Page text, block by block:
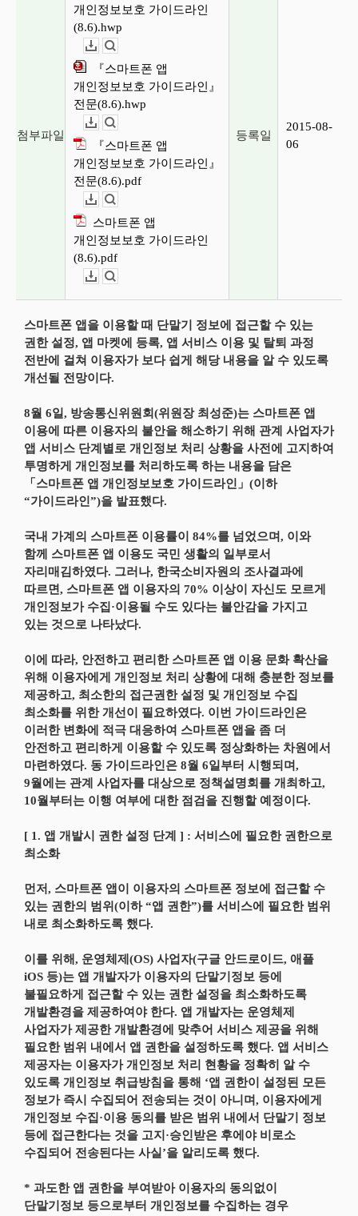
첨부파일
개인정보보호 가이드라인
(8.6).hwp
『스마트폰 앱
개인정보보호 가이드라인』
전문(8.6).hwp
『스마트폰 앱
개인정보보호 가이드라인』
전문(8.6).pdf
스마트폰 앱
개인정보보호 가이드라인
(8.6).pdf
등록일
2015-08-
06
스마트폰 앱을 이용할 때 단말기 정보에 접근할 수 있는
권한 설정, 앱 마켓에 등록, 앱 서비스 이용 및 탈퇴 과정
전반에 걸쳐 이용자가 보다 쉽게 해당 내용을 알 수 있도록
개선될 전망이다.
8월 6일, 방송통신위원회(위원장 최성준)는 스마트폰 앱
이용에 따른 이용자의 불안을 해소하기 위해 관계 사업자가
앱 서비스 단계별로 개인정보 처리 상황을 사전에 고지하여
투명하게 개인정보를 처리하도록 하는 내용을 담은
「스마트폰 앱 개인정보보호 가이드라인」(이하
“가이드라인”)을 발표했다.
국내 가계의 스마트폰 이용률이 84%를 넘었으며, 이와
함께 스마트폰 앱 이용도 국민 생활의 일부로서
자리매김하였다. 그러나, 한국소비자원의 조사결과에
따르면, 스마트폰 앱 이용자의 70% 이상이 자신도 모르게
개인정보가 수집·이용될 수도 있다는 불안감을 가지고
있는 것으로 나타났다.
이에 따라, 안전하고 편리한 스마트폰 앱 이용 문화 확산을
위해 이용자에게 개인정보 처리 상황에 대해 충분한 정보를
제공하고, 최소한의 접근권한 설정 및 개인정보 수집
최소화를 위한 개선이 필요하였다. 이번 가이드라인은
이러한 변화에 적극 대응하여 스마트폰 앱을 좀 더
안전하고 편리하게 이용할 수 있도록 정상화하는 차원에서
마련하였다. 동 가이드라인은 8월 6일부터 시행되며,
9월에는 관계 사업자를 대상으로 정책설명회를 개최하고,
10월부터는 이행 여부에 대한 점검을 진행할 예정이다.
[ 1. 앱 개발시 권한 설정 단계 ] : 서비스에 필요한 권한으로
최소화
먼저, 스마트폰 앱이 이용자의 스마트폰 정보에 접근할 수
있는 권한의 범위(이하 “앱 권한”)를 서비스에 필요한 범위
내로 최소화하도록 했다.
이를 위해, 운영체제(OS) 사업자(구글 안드로이드, 애플
iOS 등)는 앱 개발자가 이용자의 단말기정보 등에
불필요하게 접근할 수 있는 권한 설정을 최소화하도록
개발환경을 제공하여야 한다. 앱 개발자는 운영체제
사업자가 제공한 개발환경에 맞추어 서비스 제공을 위해
필요한 범위 내에서 앱 권한을 설정하도록 했다. 앱 서비스
제공자는 이용자가 개인정보 처리 현황을 정확히 알 수
있도록 개인정보 취급방침을 통해 ‘앱 권한이 설정된 모든
정보가 즉시 수집되어 전송되는 것이 아니며, 이용자에게
개인정보 수집·이용 동의를 받은 범위 내에서 단말기 정보
등에 접근한다는 것을 고지·승인받은 후에야 비로소
수집되어 전송된다는 사실’을 알리도록 했다.
* 과도한 앱 권한을 부여받아 이용자의 동의없이
단말기정보 등으로부터 개인정보를 수집하는 경우